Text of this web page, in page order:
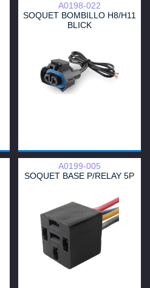
A0198-022
SOQUET BOMBILLO H8/H11
BLICK
A0199-005
SOQUET BASE P/RELAY 5P